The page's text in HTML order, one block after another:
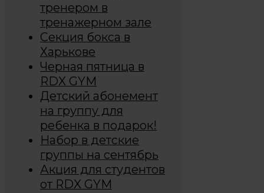
тренером в
тренажерном зале
Секция бокса в
Харькове
Черная пятница в
RDX GYM
Детский абонемент
на группу для
ребенка в подарок!
Набор в детские
группы на сентябрь
Акция для студентов
от RDX GYM